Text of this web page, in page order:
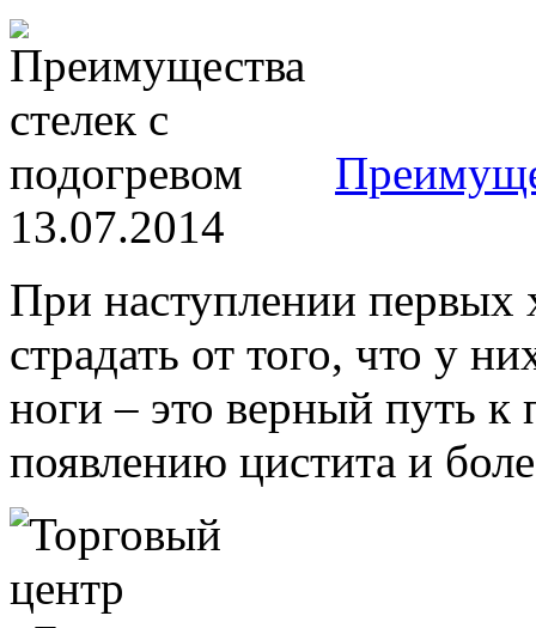
13.07.2014
При наступлении первых
страдать от того, что у
ноги – это верный путь к
появлению цистита и